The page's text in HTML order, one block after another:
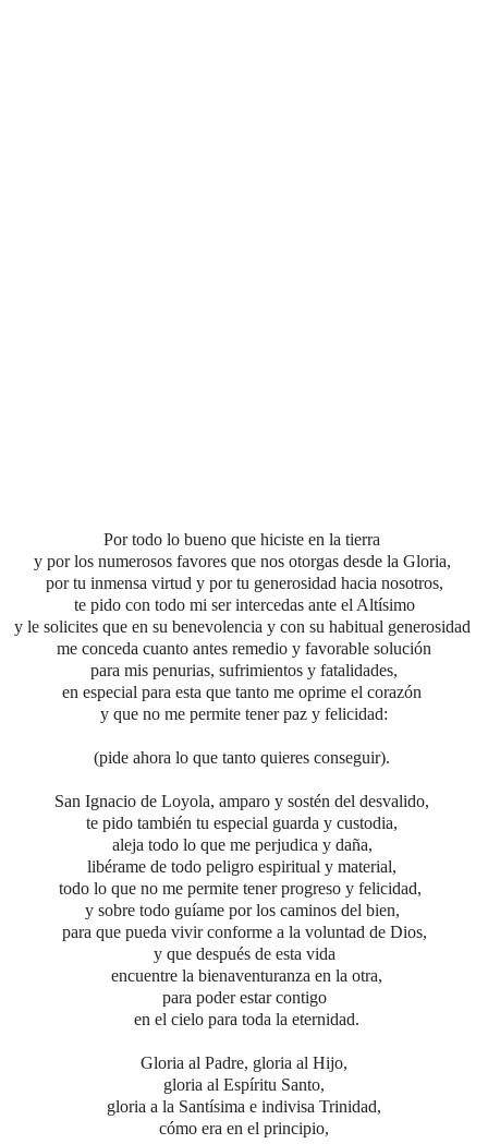
Por todo lo bueno que hiciste en la tierra
y por los numerosos favores que nos otorgas desde la Gloria,
por tu inmensa virtud y por tu generosidad hacia nosotros,
te pido con todo mi ser intercedas ante el Altísimo
y le solicites que en su benevolencia y con su habitual generosidad
me conceda cuanto antes remedio y favorable solución
para mis penurias, sufrimientos y fatalidades,
en especial para esta que tanto me oprime el corazón
y que no me permite tener paz y felicidad:
(pide ahora lo que tanto quieres conseguir).
San Ignacio de Loyola, amparo y sostén del desvalido,
te pido también tu especial guarda y custodia,
aleja todo lo que me perjudica y daña,
libérame de todo peligro espiritual y material,
todo lo que no me permite tener progreso y felicidad,
y sobre todo guíame por los caminos del bien,
para que pueda vivir conforme a la voluntad de Dios,
y que después de esta vida
encuentre la bienaventuranza en la otra,
para poder estar contigo
en el cielo para toda la eternidad.
Gloria al Padre, gloria al Hijo,
gloria al Espíritu Santo,
gloria a la Santísima e indivisa Trinidad,
cómo era en el principio,